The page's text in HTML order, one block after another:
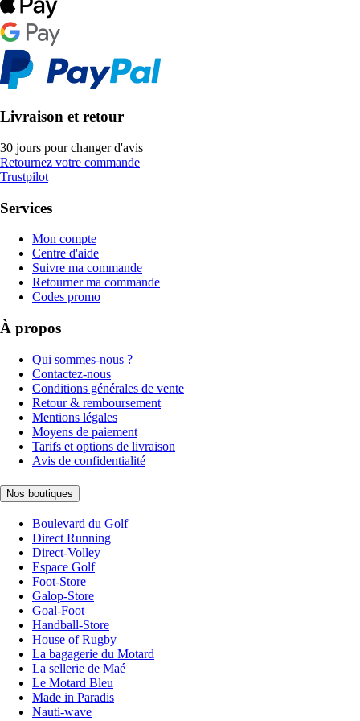
Livraison et retour
30 jours pour changer d'avis
Retournez votre commande
Trustpilot
Services
Mon compte
Centre d'aide
Suivre ma commande
Retourner ma commande
Codes promo
À propos
Qui sommes-nous ?
Contactez-nous
Conditions générales de vente
Retour & remboursement
Mentions légales
Moyens de paiement
Tarifs et options de livraison
Avis de confidentialité
Nos boutiques
Boulevard du Golf
Direct Running
Direct-Volley
Espace Golf
Foot-Store
Galop-Store
Goal-Foot
Handball-Store
House of Rugby
La bagagerie du Motard
La sellerie de Maé
Le Motard Bleu
Made in Paradis
Nauti-wave